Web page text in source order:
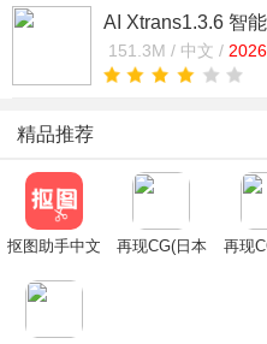
AI Xtrans1.3.6 智
151.3M / 中文 /
精品推荐
抠图助手中文
再现CG(日本
再现